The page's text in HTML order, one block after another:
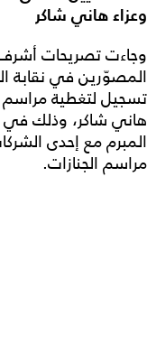
وعزاء هاني شاكر
وجاءت تصريحات
المصوّرين في نقابة
تسجيل لتغطية مراسم
هاني شاكر، وذلك في
المبرم مع إحدى
مراسم الجنازات.